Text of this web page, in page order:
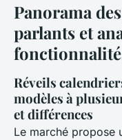
Panorama
parlants et
Réveils
modèles à
et différences
Le marché propose